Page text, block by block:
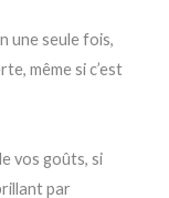
une seule fois,
même si c’est
vos goûts, si
par